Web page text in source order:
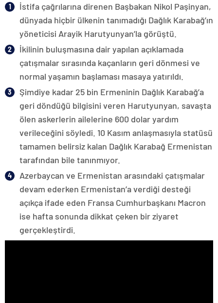
İstifa çağrılarına direnen Başbakan Nikol Paşinyan,
dünyada hiçbir ülkenin tanımadığı Dağlık Karabağ’ın
yöneticisi Arayik Harutyunyan’la görüştü.
İkilinin buluşmasına dair yapılan açıklamada
çatışmalar sırasında kaçanların geri dönmesi ve
normal yaşamın başlaması masaya yatırıldı.
Şimdiye kadar 25 bin Ermeninin Dağlık Karabağ’a
geri döndüğü bilgisini veren Harutyunyan, savaşta
ölen askerlerin ailelerine 600 dolar yardım
verileceğini söyledi. 10 Kasım anlaşmasıyla statüsü
tamamen belirsiz kalan Dağlık Karabağ Ermenistan
tarafından bile tanınmıyor.
Azerbaycan ve Ermenistan arasındaki çatışmalar
devam ederken Ermenistan’a verdiği desteği
açıkça ifade eden Fransa Cumhurbaşkanı Macron
ise hafta sonunda dikkat çeken bir ziyaret
gerçekleştirdi.